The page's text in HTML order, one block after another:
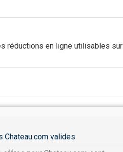
réductions en ligne utilisables sur
Chateau.com valides